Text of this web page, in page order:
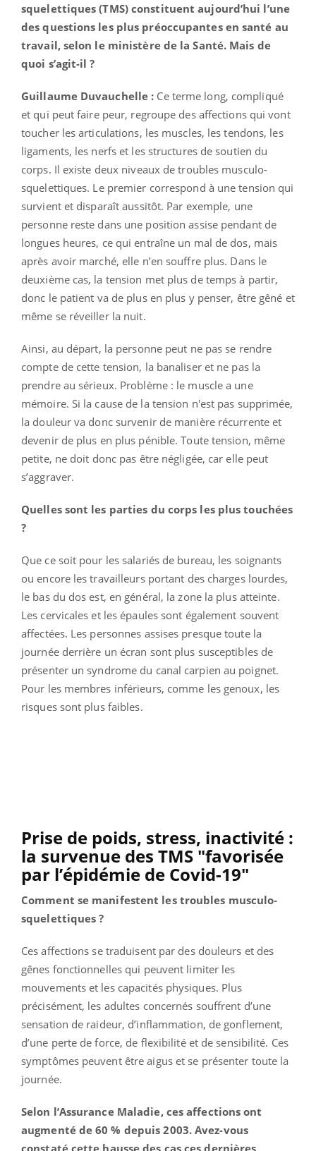
squelettiques (TMS) constituent aujourd’hui l’une
des questions les plus préoccupantes en santé au
travail, selon le ministère de la Santé. Mais de
quoi s’agit-il ?
Guillaume Duvauchelle : Ce terme long, compliqué
et qui peut faire peur, regroupe des affections qui vont
toucher les articulations, les muscles, les tendons, les
ligaments, les nerfs et les structures de soutien du
corps. Il existe deux niveaux de troubles musculo-
squelettiques. Le premier correspond à une tension qui
survient et disparaît aussitôt. Par exemple, une
personne reste dans une position assise pendant de
longues heures, ce qui entraîne un mal de dos, mais
après avoir marché, elle n’en souffre plus. Dans le
deuxième cas, la tension met plus de temps à partir,
donc le patient va de plus en plus y penser, être gêné et
même se réveiller la nuit.
Ainsi, au départ, la personne peut ne pas se rendre
compte de cette tension, la banaliser et ne pas la
prendre au sérieux. Problème : le muscle a une
mémoire. Si la cause de la tension n'est pas supprimée,
la douleur va donc survenir de manière récurrente et
devenir de plus en plus pénible. Toute tension, même
petite, ne doit donc pas être négligée, car elle peut
s’aggraver.
Quelles sont les parties du corps les plus touchées
?
Que ce soit pour les salariés de bureau, les soignants
ou encore les travailleurs portant des charges lourdes,
le bas du dos est, en général, la zone la plus atteinte.
Les cervicales et les épaules sont également souvent
affectées. Les personnes assises presque toute la
journée derrière un écran sont plus susceptibles de
présenter un syndrome du canal carpien au poignet.
Pour les membres inférieurs, comme les genoux, les
risques sont plus faibles.
Prise de poids, stress, inactivité :
la survenue des TMS "favorisée
par l’épidémie de Covid-19"
Comment se manifestent les troubles musculo-
squelettiques ?
Ces affections se traduisent par des douleurs et des
gênes fonctionnelles qui peuvent limiter les
mouvements et les capacités physiques. Plus
précisément, les adultes concernés souffrent d’une
sensation de raideur, d’inflammation, de gonflement,
d’une perte de force, de flexibilité et de sensibilité. Ces
symptômes peuvent être aigus et se présenter toute la
journée.
Selon l’Assurance Maladie, ces affections ont
augmenté de 60 % depuis 2003. Avez-vous
constaté cette hausse des cas ces dernières